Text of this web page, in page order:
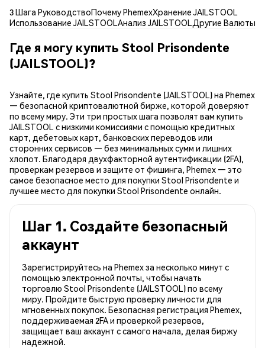
3 Шага РуководствоПочему PhemexХранение JAILSTOOL
Использование JAILSTOOLАнализ JAILSTOOLДругие Валюты
Где я могу купить Stool Prisondente
(JAILSTOOL)?
Узнайте, где купить Stool Prisondente (JAILSTOOL) на Phemex
— безопасной криптовалютной бирже, которой доверяют
по всему миру. Эти три простых шага позволят вам купить
JAILSTOOL с низкими комиссиями с помощью кредитных
карт, дебетовых карт, банковских переводов или
сторонних сервисов — без минимальных сумм и лишних
хлопот. Благодаря двухфакторной аутентификации (2FA),
проверкам резервов и защите от фишинга, Phemex — это
самое безопасное место для покупки Stool Prisondente и
лучшее место для покупки Stool Prisondente онлайн.
Шаг 1. Создайте безопасный
аккаунт
Зарегистрируйтесь на Phemex за несколько минут с
помощью электронной почты, чтобы начать
торговлю Stool Prisondente (JAILSTOOL) по всему
миру. Пройдите быструю проверку личности для
мгновенных покупок. Безопасная регистрация Phemex,
поддерживаемая 2FA и проверкой резервов,
защищает ваш аккаунт с самого начала, делая биржу
надежной.